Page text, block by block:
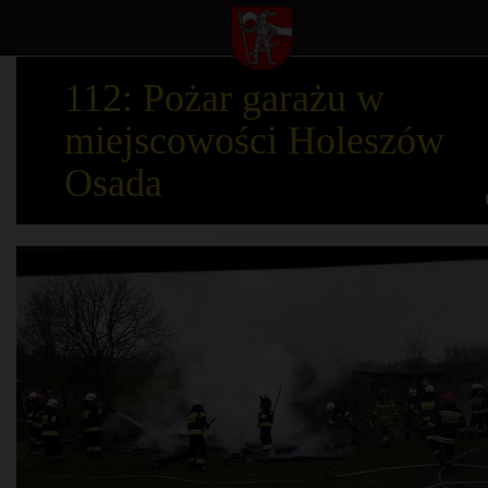
112: Pożar garażu w
miejscowości Holeszów
Osada